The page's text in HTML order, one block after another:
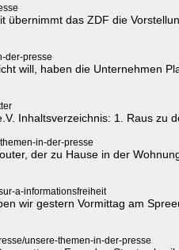
das ZDF die
der-presse
will, haben die Unternehmen
Inhaltsverzeichnis: 1. Raus zu
in-der-presse
der zu Hause in der
a-informationsfreiheit
wir gestern Vormittag am
unsere-themen-in-der-presse